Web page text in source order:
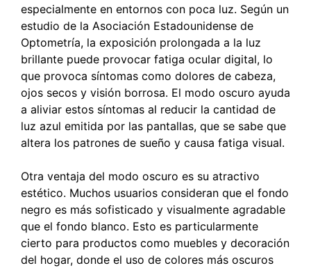
especialmente en entornos con poca luz. Según un
estudio de la Asociación Estadounidense de
Optometría, la exposición prolongada a la luz
brillante puede provocar fatiga ocular digital, lo
que provoca síntomas como dolores de cabeza,
ojos secos y visión borrosa. El modo oscuro ayuda
a aliviar estos síntomas al reducir la cantidad de
luz azul emitida por las pantallas, que se sabe que
altera los patrones de sueño y causa fatiga visual.
Otra ventaja del modo oscuro es su atractivo
estético. Muchos usuarios consideran que el fondo
negro es más sofisticado y visualmente agradable
que el fondo blanco. Esto es particularmente
cierto para productos como muebles y decoración
del hogar, donde el uso de colores más oscuros